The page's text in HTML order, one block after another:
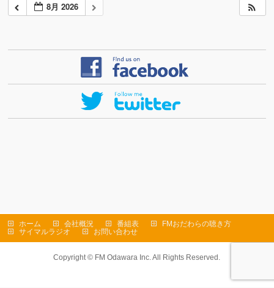
8月 2026
ホーム 会社概況 番組表
FMおだわらの聴き方
サイマルラジオ
お問い合わせ
Copyright © FM Odawara Inc.All Rights Reserved.